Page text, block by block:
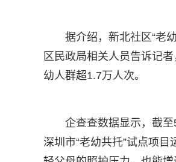
据介绍，新北社区“老
区民政局相关人员告诉记
幼人群超1.7万人次。
企查查数据显示，截
深圳市“老幼共托”试点项